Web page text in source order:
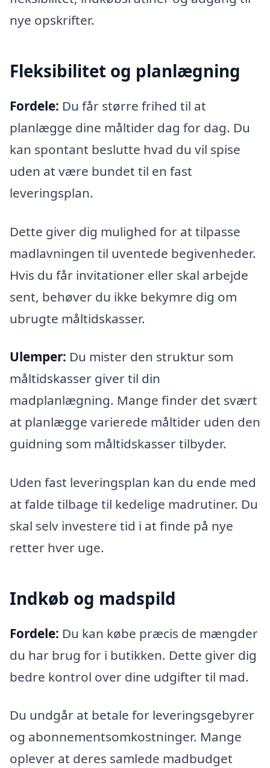
nye opskrifter.
Fleksibilitet og planlægning
Fordele: Du får større frihed til at
planlægge dine måltider dag for dag. Du
kan spontant beslutte hvad du vil spise
uden at være bundet til en fast
leveringsplan.
Dette giver dig mulighed for at tilpasse
madlavningen til uventede begivenheder.
Hvis du får invitationer eller skal arbejde
sent, behøver du ikke bekymre dig om
ubrugte måltidskasser.
Ulemper: Du mister den struktur som
måltidskasser giver til din
madplanlægning. Mange finder det svært
at planlægge varierede måltider uden den
guidning som måltidskasser tilbyder.
Uden fast leveringsplan kan du ende med
at falde tilbage til kedelige madrutiner. Du
skal selv investere tid i at finde på nye
retter hver uge.
Indkøb og madspild
Fordele: Du kan købe præcis de mængder
du har brug for i butikken. Dette giver dig
bedre kontrol over dine udgifter til mad.
Du undgår at betale for leveringsgebyrer
og abonnementsomkostninger. Mange
oplever at deres samlede madbudget